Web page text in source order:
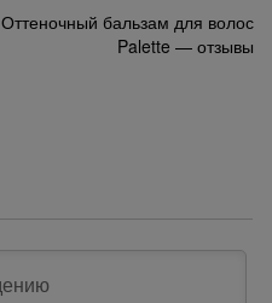
Оттеночный бальзам для волос
Palette — отзывы